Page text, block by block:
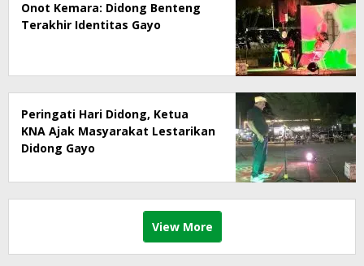
Onot Kemara: Didong Benteng
Terakhir Identitas Gayo
Peringati Hari Didong, Ketua
KNA Ajak Masyarakat Lestarikan
Didong Gayo
View More